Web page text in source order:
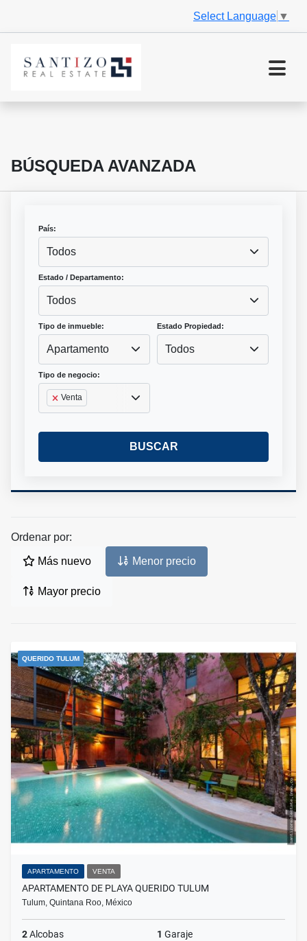
Select Language ▼
BÚSQUEDA AVANZADA
País:
Todos
Estado / Departamento:
Todos
Tipo de inmueble:
Apartamento
Estado Propiedad:
Todos
Tipo de negocio:
Venta
BUSCAR
Ordenar por:
Más nuevo Menor precio
Mayor precio
QUERIDO TULUM
APARTAMENTO VENTA
APARTAMENTO DE PLAYA QUERIDO TULUM
Tulum, Quintana Roo, México
2Alcobas 1 Garaje